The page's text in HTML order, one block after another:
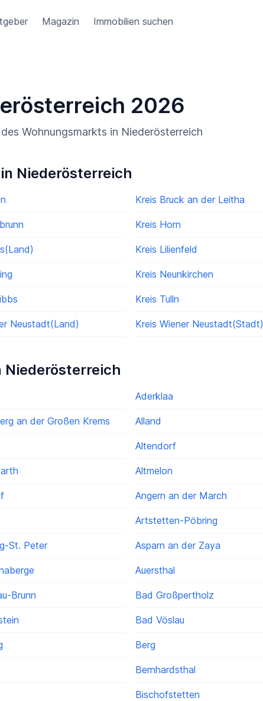
Magazin Immobilien suchen
2026
Wohnungsmarkts in Niederösterreich
Niederösterreich
Kreis Bruck an der Leitha
Kreis Horn
Kreis Lilienfeld
Kreis Neunkirchen
Kreis Tulln
Neustadt(Land) Kreis Wiener Neustadt(Stadt)
Niederösterreich
Aderklaa
an der Großen Krems Alland
Altendorf
Altmelon
Angern an der March
Artstetten-Pöbring
St. Peter Asparn an der Zaya
Auersthal
Brunn Bad Großpertholz
Bad Vöslau
Berg
Bernhardsthal
Bischofstetten